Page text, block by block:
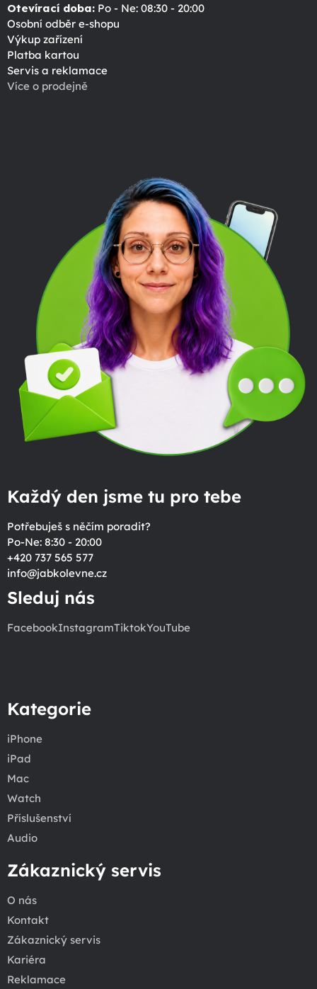
Otevírací doba: Po - Ne: 08:30 - 20:00
Osobní odběr e-shopu
Výkup zařízení
Platba kartou
Servis a reklamace
Více o prodejně
Každý den jsme tu pro tebe
Potřebuješ s něčím poradit?
Po-Ne: 8:30 - 20:00
+420 737 565 577
info@jabkolevne.cz
Sleduj nás
FacebookInstagramTiktokYouTube
Kategorie
iPhone
iPad
Mac
Watch
Příslušenství
Audio
Zákaznický servis
O nás
Kontakt
Zákaznický servis
Kariéra
Reklamace